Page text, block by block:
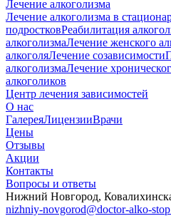
Лечение алкоголизма
Лечение алкоголизма в
подростковРеабилитация
алкоголизмаЛечение женского
алкоголяЛечение созависимости
алкоголизмаЛечение
алкоголиков
Центр лечения зависимостей
О нас
ГалереяЛицензииВрачи
Цены
Отзывы
Акции
Контакты
Вопросы и ответы
Нижний Новгород,
nizhniy-novgorod@doctor-alko-